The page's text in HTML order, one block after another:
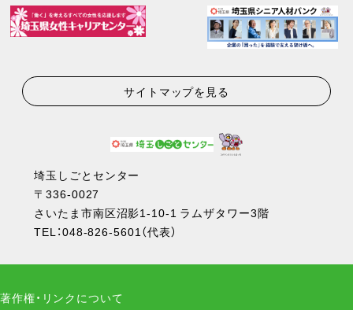
サイトマップを見る
埼玉しごとセンター
〒336-0027
さいたま市南区沼影1-10-1 ラムザタワー3階
TEL：048-826-5601（代表）
著作権・リンクについて